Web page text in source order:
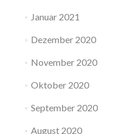
Januar 2021
Dezember 2020
November 2020
Oktober 2020
September 2020
August 2020